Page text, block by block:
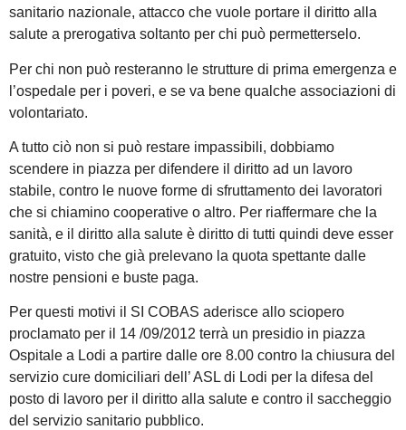
sanitario nazionale, attacco che vuole portare il diritto alla
salute a prerogativa soltanto per chi può permetterselo.
Per chi non può resteranno le strutture di prima emergenza e
l’ospedale per i poveri, e se va bene qualche associazioni di
volontariato.
A tutto ciò non si può restare impassibili, dobbiamo
scendere in piazza per difendere il diritto ad un lavoro
stabile, contro le nuove forme di sfruttamento dei lavoratori
che si chiamino cooperative o altro. Per riaffermare che la
sanità, e il diritto alla salute è diritto di tutti quindi deve esser
gratuito, visto che già prelevano la quota spettante dalle
nostre pensioni e buste paga.
Per questi motivi il SI COBAS aderisce allo sciopero
proclamato per il 14 /09/2012 terrà un presidio in piazza
Ospitale a Lodi a partire dalle ore 8.00 contro la chiusura del
servizio cure domiciliari dell’ ASL di Lodi per la difesa del
posto di lavoro per il diritto alla salute e contro il saccheggio
del servizio sanitario pubblico.